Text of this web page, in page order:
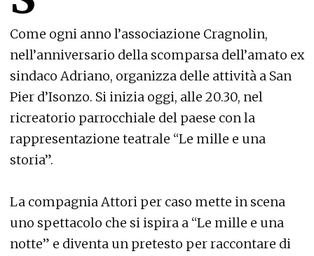
Come ogni anno l’associazione Cragnolin,
nell’anniversario della scomparsa dell’amato ex
sindaco Adriano, organizza delle attività a San
Pier d’Isonzo. Si inizia oggi, alle 20.30, nel
ricreatorio parrocchiale del paese con la
rappresentazione teatrale “Le mille e una
storia”.
La compagnia Attori per caso mette in scena
uno spettacolo che si ispira a “Le mille e una
notte” e diventa un pretesto per raccontare di